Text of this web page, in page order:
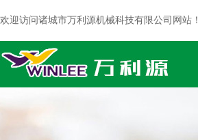
欢迎访问诸城市万利源机械科技有限公司网站！